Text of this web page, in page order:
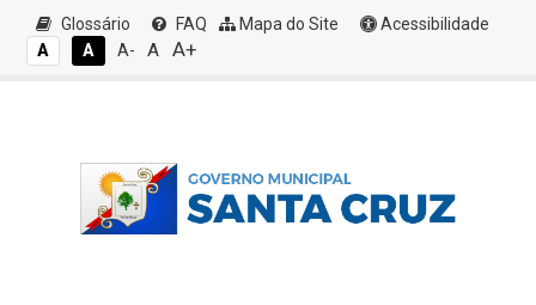
Glossário FAQ Mapa do Site
Acessibilidade
A
A A- A A+